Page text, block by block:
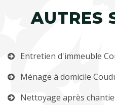
AUTRES
Entretien d'immeuble
Ménage à domicile
Nettoyage après